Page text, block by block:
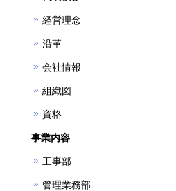
経営理念
沿革
会社情報
組織図
資格
事業内容
工事部
管理業務部